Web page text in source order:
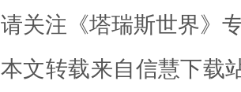
请关注《塔瑞斯世界》专
本文转载来自信慧下载